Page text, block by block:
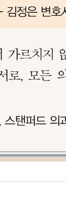
의료 회사
트폰 데이터 판독
2차 소견
맨드 원격처방
로 진료할까
제